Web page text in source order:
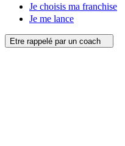
Je choisis ma franchise
Je me lance
Etre rappelé par un coach